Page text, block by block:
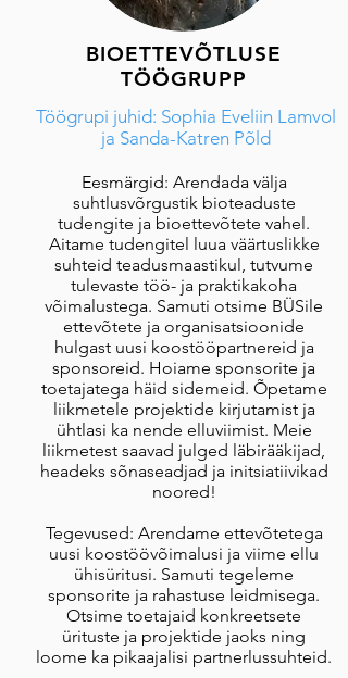
BIOETTEVÕTLUSE
TÖÖGRUPP
Töögrupi juhid: Sophia Eveliin Lamvol
ja Sanda-Katren Põld
Eesmärgid: Arendada välja
suhtlusvõrgustik bioteaduste
tudengite ja bioettevõtete vahel.
Aitame tudengitel luua väärtuslikke
suhteid teadusmaastikul, tutvume
tulevaste töö- ja praktikakoha
võimalustega. Samuti otsime BÜSile
ettevõtete ja organisatsioonide
hulgast uusi koostööpartnereid ja
sponsoreid. Hoiame sponsorite ja
toetajatega häid sidemeid. Õpetame
liikmetele projektide kirjutamist ja
ühtlasi ka nende elluviimist. Meie
liikmetest saavad julged läbirääkijad,
headeks sõnaseadjad ja initsiatiivikad
noored!
Tegevused: Arendame ettevõtetega
uusi koostöövõimalusi ja viime ellu
ühisüritusi. Samuti tegeleme
sponsorite ja rahastuse leidmisega.
Otsime toetajaid konkreetsete
ürituste ja projektide jaoks ning
loome ka pikaajalisi partnerlussuhteid.